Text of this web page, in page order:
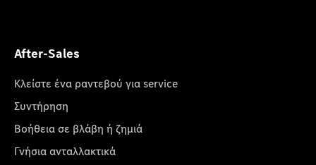
After-Sales
Κλείστε ένα ραντεβού για service
Συντήρηση
Βοήθεια σε βλάβη ή ζημιά
Γνήσια ανταλλακτικά